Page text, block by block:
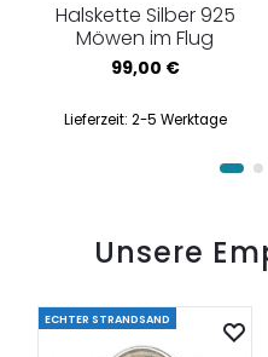
Halskette Silber 925
Möwen im Flug
99,00 €
Lieferzeit: 2-5 Werktage
Unsere
ECHTER STRANDSAND